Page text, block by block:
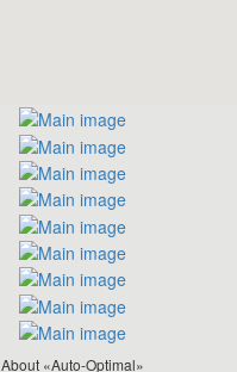
About «Auto-Optimal»